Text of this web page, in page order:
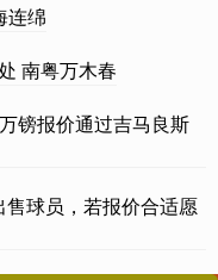
连绵
南粤万木春
镑报价通过吉马良斯
球员，若报价合适愿